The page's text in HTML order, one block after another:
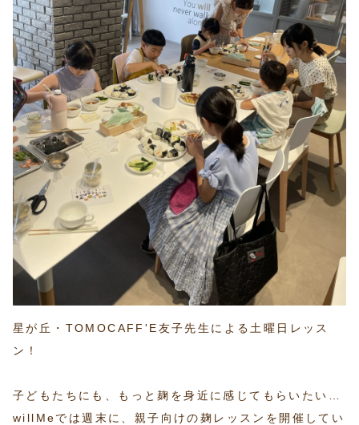
星が丘・TOMOCAFF'E友子先生による土曜日レッス
ン！
子どもたちにも、もっと麹を身近に感じてもらいたい…
willMeでは週末に、親子向けの麹レッスンを開催してい